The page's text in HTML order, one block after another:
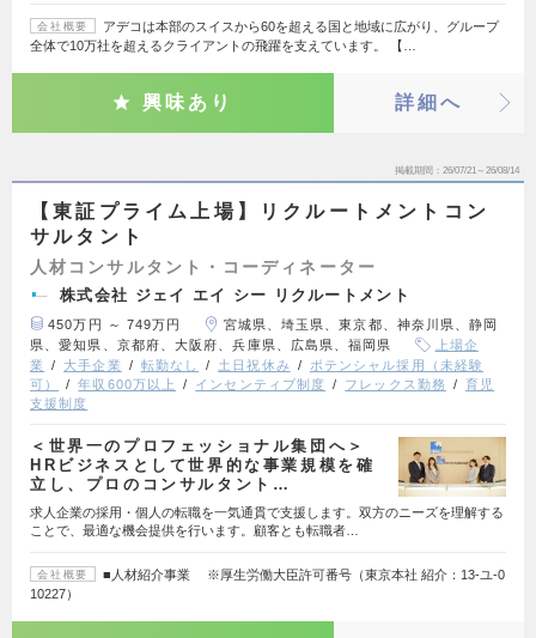
会社概要
アデコは本部のスイスから60を超える国と地域に広がり、グループ
全体で10万社を超えるクライアントの飛躍を支えています。 【…
興味あり 詳細へ
掲載期間 26/07/21～26/08/14
【東証プライム上場】リクルートメントコン
サルタント
人材コンサルタント・コーディネーター
株式会社 ジェイ エイ シー リクルートメント
450万円 ～ 749万円
宮城県、埼玉県、東京都、神奈川県、静岡
県、愛知県、京都府、大阪府、兵庫県、広島県、福岡県
上場企
業
大手企業 転勤なし 土日祝休み
ポテンシャル採用（未経験
可）
年収600万以上 インセンティブ制度 フレックス勤務
育児
支援制度
＜世界一のプロフェッショナル集団へ＞
HRビジネスとして世界的な事業規模を確
立し、プロのコンサルタント…
求人企業の採用・個人の転職を一気通貫で支援します。双方のニーズを理解する
ことで、最適な機会提供を行います。顧客とも転職者…
会社概要
■人材紹介事業 ※厚生労働大臣許可番号（東京本社 紹介：13-ユ-0
10227）